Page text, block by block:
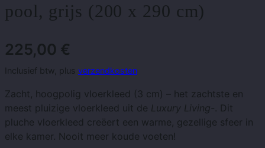
pool, grijs (200 x 290 cm)
225,00 €
Inclusief btw, plus verzendkosten
Zacht, hoogpolig vloerkleed (3 cm) – het zachtste en
meest pluizige vloerkleed uit de Luxury Living- . Dit
pluche vloerkleed creëert een warme, gezellige sfeer in
elke kamer. Nooit meer koude voeten!